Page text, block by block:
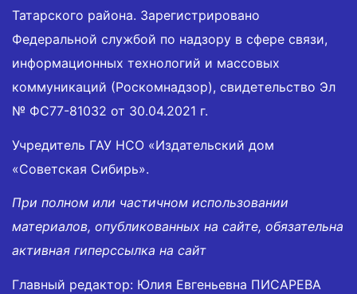
Татарского района. Зарегистрировано
Федеральной службой по надзору в сфере связи,
информационных технологий и массовых
коммуникаций (Роскомнадзор), свидетельство Эл
№ ФС77-81032 от 30.04.2021 г.
Учредитель ГАУ НСО «Издательский дом
«Советская Сибирь».
При полном или частичном использовании
материалов, опубликованных на сайте, обязательна
активная гиперссылка на сайт
Главный редактор: Юлия Евгеньевна ПИСАРЕВА